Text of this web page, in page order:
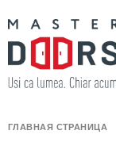
ГЛАВНАЯ СТРАНИЦА